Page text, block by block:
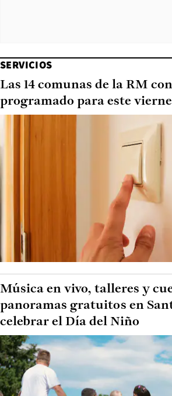
SERVICIOS
Las 14 comunas de la RM
programado para este
Música en vivo, talleres y
panoramas gratuitos en
celebrar el Día del Niño